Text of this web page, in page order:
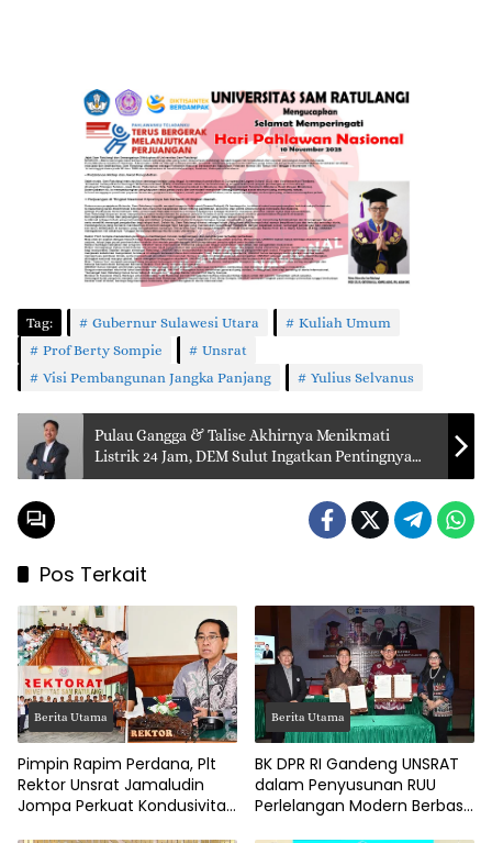
Tag: Gubernur Sulawesi Utara
Kuliah Umum
Prof Berty Sompie
Unsrat
Visi Pembangunan Jangka Panjang
Yulius Selvanus
Pulau Gangga & Talise Akhirnya Menikmati
Listrik 24 Jam, DEM Sulut Ingatkan Pentingnya
Transisi ke Energi Terbarukan
Pos Terkait
Berita Utama
Pimpin Rapim Perdana, Plt
Rektor Unsrat Jamaludin
Jompa Perkuat Kondusivitas
Berita Utama
BK DPR RI Gandeng UNSRAT
dalam Penyusunan RUU
Perlelangan Modern Berbasis